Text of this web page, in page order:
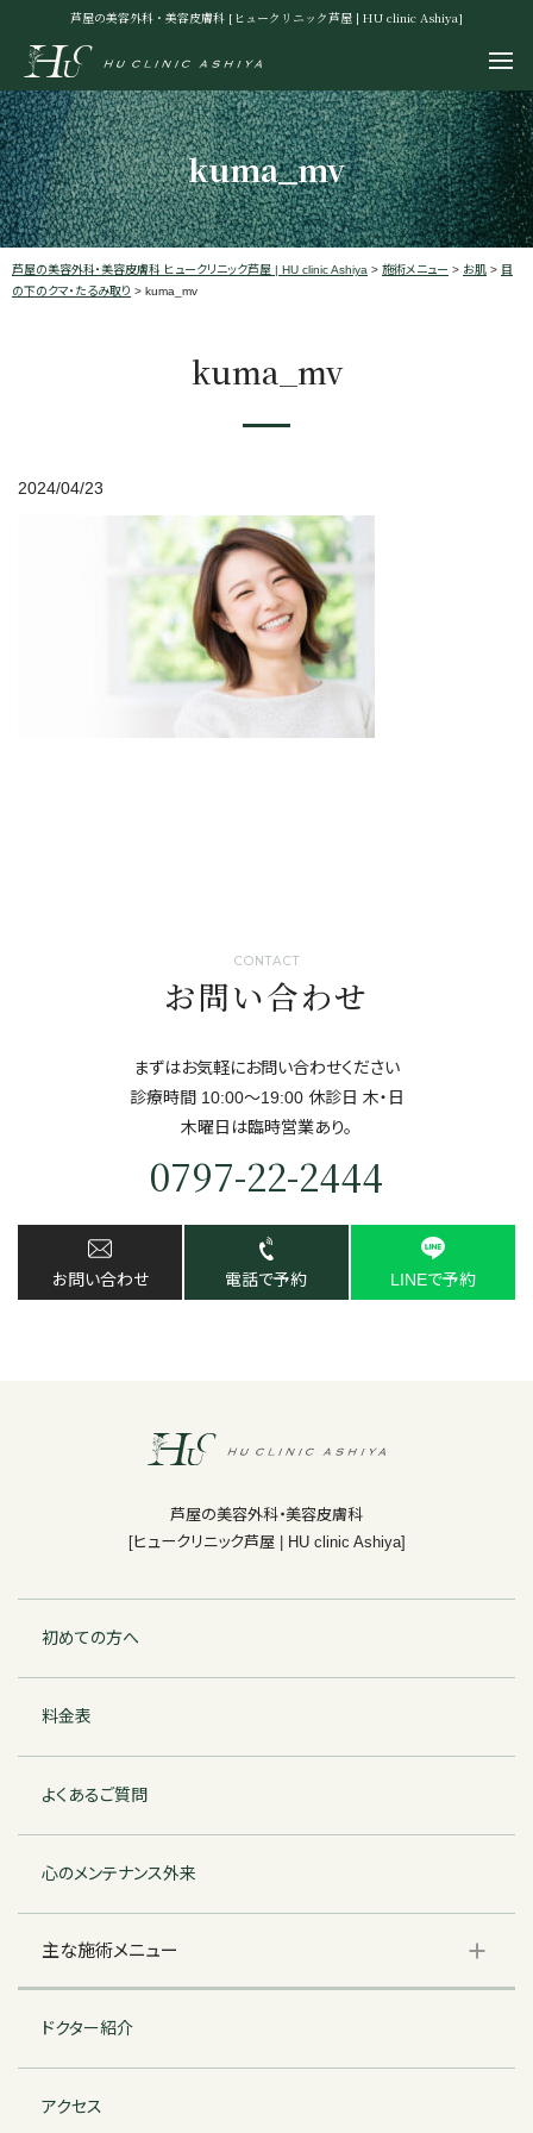
芦屋の美容外科・美容皮膚科 [ヒュークリニック芦屋 | HU clinic Ashiya]
kuma_mv
芦屋の美容外科・美容皮膚科 ヒュークリニック芦屋 | HU clinic Ashiya > 施術メニュー > お肌 > 目
の下のクマ・たるみ取り > kuma_mv
kuma_mv
2024/04/23
CONTACT
お問い合わせ
まずはお気軽にお問い合わせください
診療時間 10:00～19:00 休診日 ⽊・⽇
⽊曜日は臨時営業あり。
0797-22-2444
お問い合わせ 電話で予約 LINEで予約
芦屋の美容外科・美容皮膚科
[ヒュークリニック芦屋 | HU clinic Ashiya]
初めての方へ
料金表
よくあるご質問
心のメンテナンス外来
主な施術メニュー
ドクター紹介
アクセス